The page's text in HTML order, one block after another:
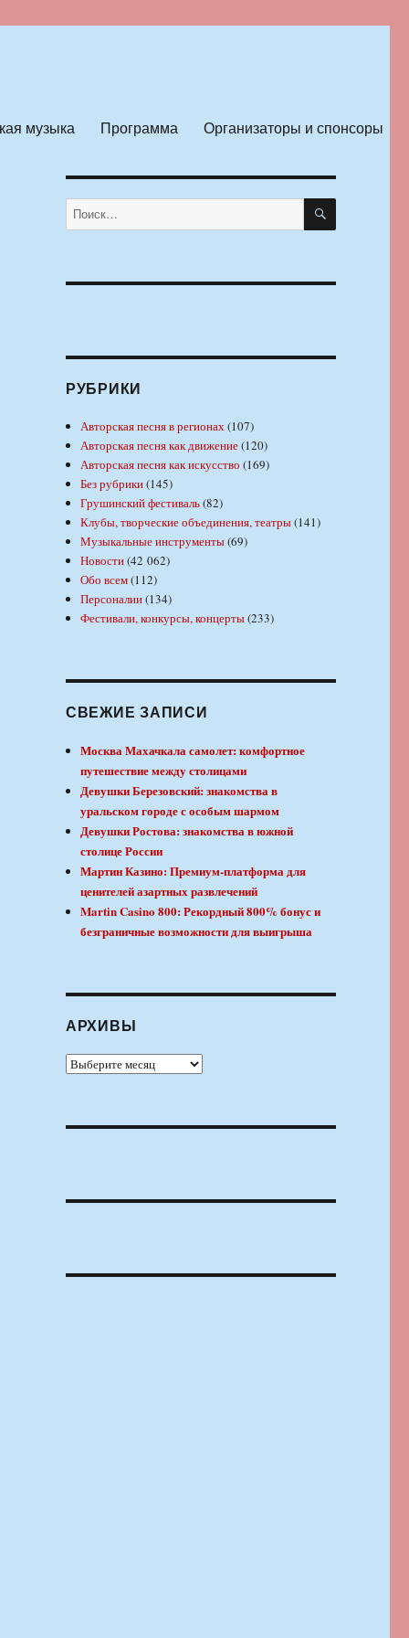
музыка Программа Организаторы и спонсоры
Искать: ПОИСК
РУБРИКИ
Авторская песня в регионах(107)
Авторская песня как движение(120)
Авторская песня как искусство (169)
Без рубрики(145)
Грушинский фестиваль(82)
Клубы, творческие объединения, театры(141)
Музыкальные инструменты(69)
Новости(42 062)
Обо всем(112)
Персоналии(134)
Фестивали, конкурсы, концерты(233)
СВЕЖИЕ ЗАПИСИ
Москва Махачкала самолет: комфортное
путешествие между столицами
Девушки Березовский: знакомства в
уральском городе с особым шармом
Девушки Ростова: знакомства в южной
столице России
Мартин Казино: Премиум-платформа для
ценителей азартных развлечений
Martin Casino 800: Рекордный 800% бонус и
безграничные возможности для выигрыша
АРХИВЫ
Архивы